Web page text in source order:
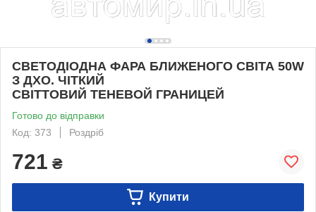
СВЕТОДІОДНА ФАРА БЛИЖЕНОГО СВІТА 50W
З ДХО. ЧІТКИЙ
СВІТТОВИЙ ТЕНЕВОЙ ГРАНИЦЕЙ
Готово до відправки
Код: 373
Роздріб
721 ₴
Купити